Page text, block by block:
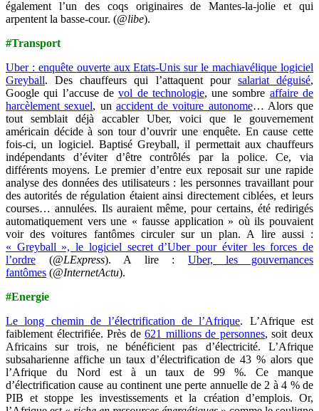
également l’un des coqs originaires de Mantes-la-jolie et qui
arpentent la basse-cour. (@libe).
#Transport
Uber : enquête ouverte aux Etats-Unis sur le machiavélique logiciel
Greyball. Des chauffeurs qui l’attaquent pour salariat déguisé,
Google qui l’accuse devol de technologie, une sombre affaire de
harcèlement sexuel, un accident de voiture autonome… Alors que
tout semblait déjà accabler Uber, voici que le gouvernement
américain décide à son tour d’ouvrir une enquête. En cause cette
fois-ci, un logiciel. Baptisé Greyball, il permettait aux chauffeurs
indépendants d’éviter d’être contrôlés par la police. Ce, via
différents moyens. Le premier d’entre eux reposait sur une rapide
analyse des données des utilisateurs : les personnes travaillant pour
des autorités de régulation étaient ainsi directement ciblées, et leurs
courses… annulées. Ils auraient même, pour certains, été redirigés
automatiquement vers une « fausse application » où ils pouvaient
voir des voitures fantômes circuler sur un plan. A lire aussi :
« Greyball », le logiciel secret d’Uber pour éviter les forces de
l’ordre (@LExpress). A lire : Uber, les gouvernances
fantômes (@InternetActu).
#Energie
Le long chemin de l’électrification de l’Afrique. L’Afrique est
faiblement électrifiée. Près de621 millions de personnes, soit deux
Africains sur trois, ne bénéficient pas d’électricité. L’Afrique
subsaharienne affiche un taux d’électrification de 43 % alors que
l’Afrique du Nord est à un taux de 99 %. Ce manque
d’électrification cause au continent une perte annuelle de 2 à 4 % de
PIB et stoppe les investissements et la création d’emplois. Or,